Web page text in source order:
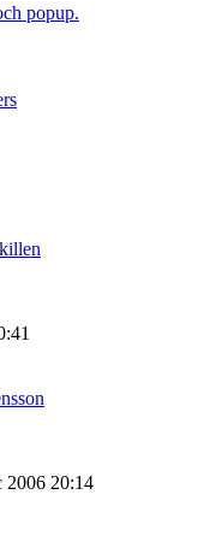
popup.
2006 20:14